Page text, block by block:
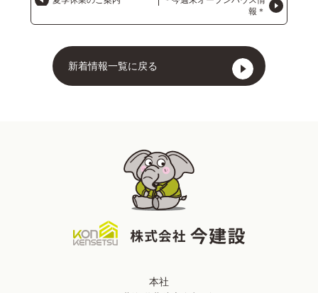
報＊
新着情報一覧に戻る
本社